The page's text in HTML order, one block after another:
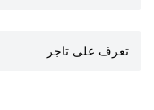
تعرف على تاجر